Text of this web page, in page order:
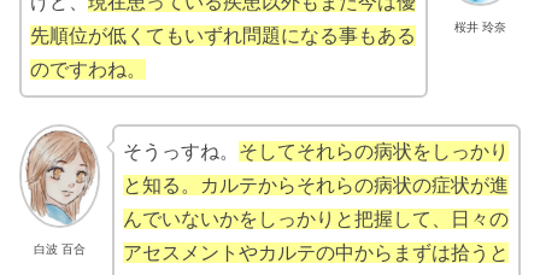
桜井 玲奈
先順位が低くてもいずれ問題になる事もある
のですわね。
白波 百合
そうっすね。 そしてそれらの病状をしっかり
と知る。カルテからそれらの病状の症状が進
んでいないかをしっかりと把握して、日々の
アセスメントやカルテの中からまずは拾うと